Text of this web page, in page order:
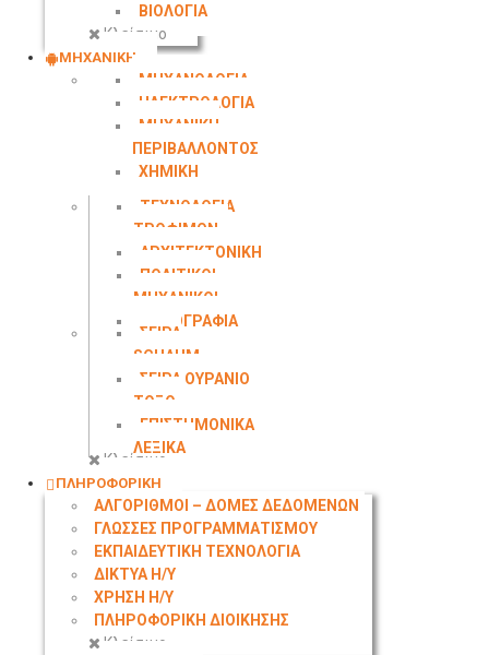
ΒΙΟΛΟΓΙΑ
Κλείσιμο
ΜΗΧΑΝΙΚΗ
ΜΗΧΑΝΟΛΟΓΙΑ
ΗΛΕΚΤΡΟΛΟΓΙΑ
ΜΗΧΑΝΙΚΗ
ΠΕΡΙΒΑΛΛΟΝΤΟΣ
ΧΗΜΙΚΗ
ΤΕΧΝΟΛΟΓΙΑ
ΤΡΟΦΙΜΩΝ
ΑΡΧΙΤΕΚΤΟΝΙΚΗ
ΠΟΛΙΤΙΚΟΙ
ΜΗΧΑΝΙΚΟΙ
ΤΟΠΟΓΡΑΦΙΑ
ΣΕΙΡΑ
SCHAUM
ΣΕΙΡΑ ΟΥΡΑΝΙΟ
ΤΟΞΟ
ΕΠΙΣΤΗΜΟΝΙΚΑ
ΛΕΞΙΚΑ
Κλείσιμο
ΠΛΗΡΟΦΟΡΙΚΗ
ΑΛΓΟΡΙΘΜΟΙ – ΔΟΜΕΣ ΔΕΔΟΜΕΝΩΝ
ΓΛΩΣΣΕΣ ΠΡΟΓΡΑΜΜΑΤΙΣΜΟΥ
ΕΚΠΑΙΔΕΥΤΙΚΗ ΤΕΧΝΟΛΟΓΙΑ
ΔΙΚΤΥΑ Η/Υ
ΧΡΗΣΗ Η/Υ
ΠΛΗΡΟΦΟΡΙΚΗ ΔΙΟΙΚΗΣΗΣ
Κλείσιμο